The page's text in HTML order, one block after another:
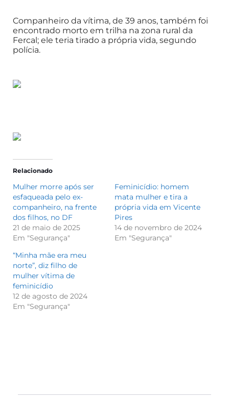
Companheiro da vítima, de 39 anos, também foi
encontrado morto em trilha na zona rural da
Fercal; ele teria tirado a própria vida, segundo
polícia.
Relacionado
Mulher morre após ser
esfaqueada pelo ex-
companheiro, na frente
dos filhos, no DF
21 de maio de 2025
Em "Segurança"
Feminicídio: homem
mata mulher e tira a
própria vida em Vicente
Pires
14 de novembro de 2024
Em "Segurança"
“Minha mãe era meu
norte”, diz filho de
mulher vítima de
feminicídio
12 de agosto de 2024
Em "Segurança"